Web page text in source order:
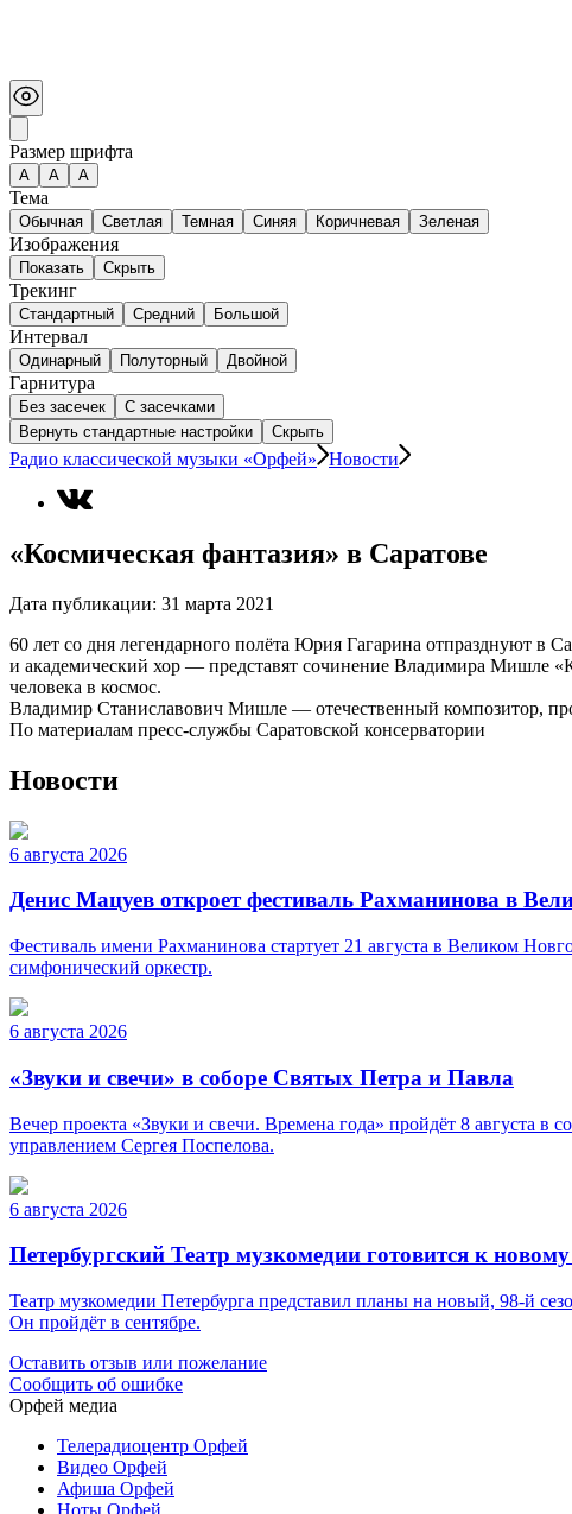
Размер шрифта
А A A
Тема
Обычная Светлая Темная Синяя Коричневая Зеленая
Изображения
Показать Скрыть
Трекинг
Стандартный Средний Большой
Интервал
Одинарный Полуторный Двойной
Гарнитура
Без засечек
С засечками
Вернуть стандартные настройки
Скрыть
Радио классической музыки «Орфей» Новости
«Космическая фантазия» в Саратове
Дата публикации: 31 марта 2021
60 лет со дня легендарного полёта Юрия Гагарина отпразднуют в
и академический хор — представят сочинение Владимира Мишле
человека в космос.
Владимир Станиславович Мишле — отечественный композитор,
По материалам пресс-службы Саратовской консерватории
Новости
6 августа 2026
Денис Мацуев откроет фестиваль Рахманинова в
Фестиваль имени Рахманинова стартует 21 августа в Великом
симфонический оркестр.
6 августа 2026
«Звуки и свечи» в соборе Святых Петра и Павла
Вечер проекта «Звуки и свечи. Времена года» пройдёт 8 августа
управлением Сергея Поспелова.
6 августа 2026
Петербургский Театр музкомедии готовится к новому
Театр музкомедии Петербурга представил планы на новый, 98-й
Он пройдёт в сентябре.
Оставить отзыв или пожелание
Сообщить об ошибке
Орфей медиа
Телерадиоцентр Орфей
Видео Орфей
Афиша Орфей
Ноты Орфей